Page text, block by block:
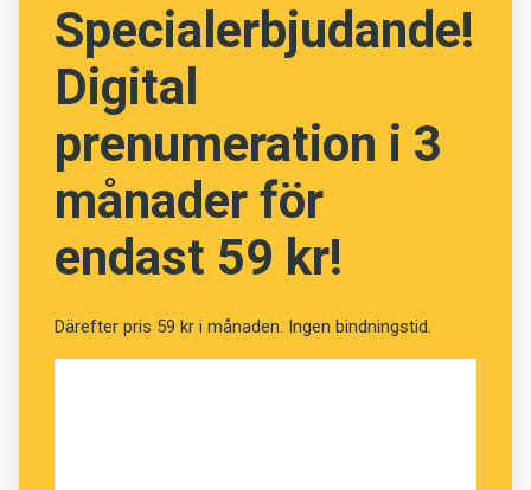
NÄSTA FRÅGA
Specialerbjudande!
Digital
prenumeration i 3
månader för
endast 59 kr!
Därefter pris 59 kr i månaden. Ingen bindningstid.